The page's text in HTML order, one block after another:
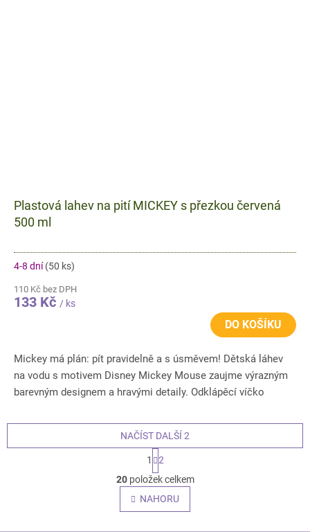
Plastová lahev na pití MICKEY s přezkou červená
500 ml
4-8 dní(50 ks)
110 Kč bez DPH
133 Kč / ks
DO KOŠÍKU
Mickey má plán: pít pravidelně a s úsměvem! Dětská láhev
na vodu s motivem Disney Mickey Mouse zaujme výrazným
barevným designem a hravými detaily. Odklápěcí víčko
O
v
l
á
NAČÍST DALŠÍ 2
S
t
r
á
n
k
1
2
20položek celkem
NAHORU